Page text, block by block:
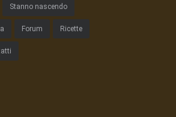
Stanno nascendo
Forum Ricette